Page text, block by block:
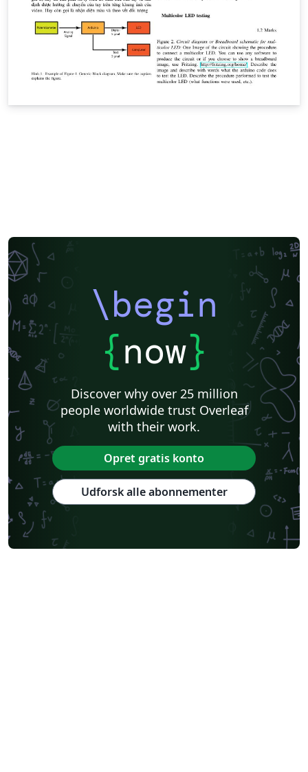
\begin
{now}
Discover why over 25 million
people worldwide trust Overleaf
with their work.
Opret gratis konto
Udforsk alle abonnementer